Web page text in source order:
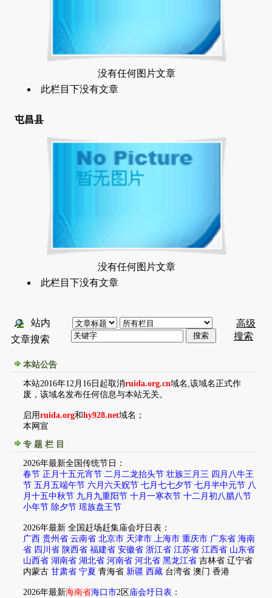
没有任何图片文章
此栏目下没有文章
屯昌县
没有任何图片文章
此栏目下没有文章
站内
文章搜索
高级
搜索
本站公告
本站2016年12月16日起取消ruida.org.cn域名,该域名正式作
废，该域名发布任何信息与本站无关。
启用ruida.org和hy928.net域名；
本网宣
专 题 栏 目
2026年最新全国传统节日 ：
春节 正月十五元宵节 二月二龙抬头节 壮族三月三 四月八牛王
节 五月五端午节 六月六天贶节 七月七七夕节 七月半中元节 八
月十五中秋节 九月九重阳节 十月一寒衣节 十二月初八腊八节
小年节 除夕节 瑶族盘王节
2026年最新 全国赶场赶集庙会圩日表：
广西 贵州省 云南省 北京市 天津市 上海市 重庆市 广东省 海南
省 四川省 陕西省 福建省 安徽省 浙江省 江苏省 江西省 山东省
山西省 湖南省 湖北省 河南省 河北省 黑龙江省 吉林省 辽宁省
内蒙古 甘肃省 宁夏 青海省 新疆 西藏 台湾省 澳门 香港
2026年最新海南省海口市2区 庙会圩日表：